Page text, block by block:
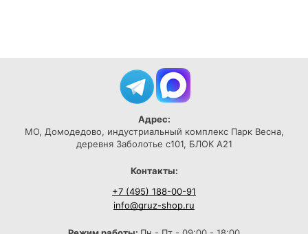
Адрес:
МО, Домодедово, индустриальный комплекс Парк Весна,
деревня Заболотье с101, БЛОК А21
Контакты:
+7 (495) 188-00-91
info@gruz-shop.ru